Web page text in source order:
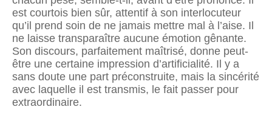
est courtois bien sûr, attentif à son interlocuteur
qu’il prend soin de ne jamais mettre mal à l’aise. Il
ne laisse transparaître aucune émotion gênante.
Son discours, parfaitement maîtrisé, donne peut-
être une certaine impression d’artificialité. Il y a
sans doute une part préconstruite, mais la sincérité
avec laquelle il est transmis, le fait passer pour
extraordinaire.